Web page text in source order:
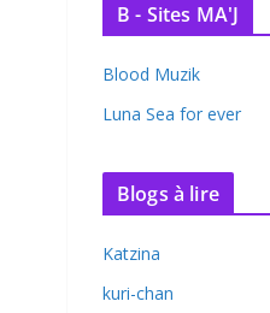
B - Sites MA'J
Blood Muzik
Luna Sea for ever
Blogs à lire
Katzina
kuri-chan